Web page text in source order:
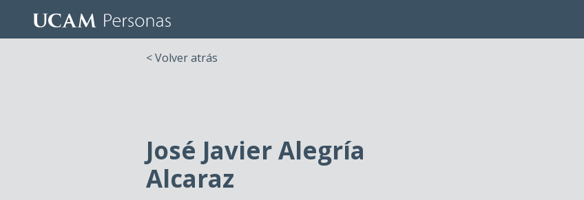
< Volver atrás
José Javier Alegría
Alcaraz